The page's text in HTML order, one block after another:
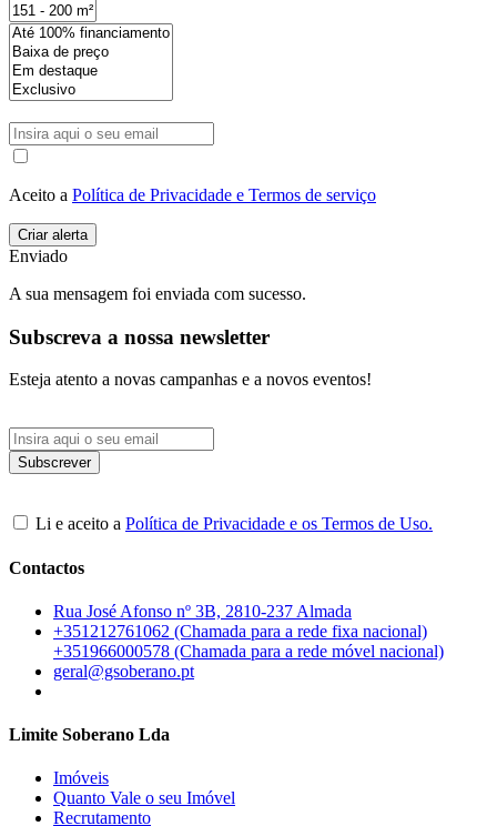
Aceito a Política de Privacidade e Termos de serviço
Enviado
A sua mensagem foi enviada com sucesso.
Subscreva a nossa newsletter
Esteja atento a novas campanhas e a novos eventos!
Li e aceito a Política de Privacidade e os Termos de Uso.
Contactos
Rua José Afonso nº 3B, 2810-237 Almada
+351212761062 (Chamada para a rede fixa nacional)
+351966000578 (Chamada para a rede móvel nacional)
geral@gsoberano.pt
Limite Soberano Lda
Imóveis
Quanto Vale o seu Imóvel
Recrutamento